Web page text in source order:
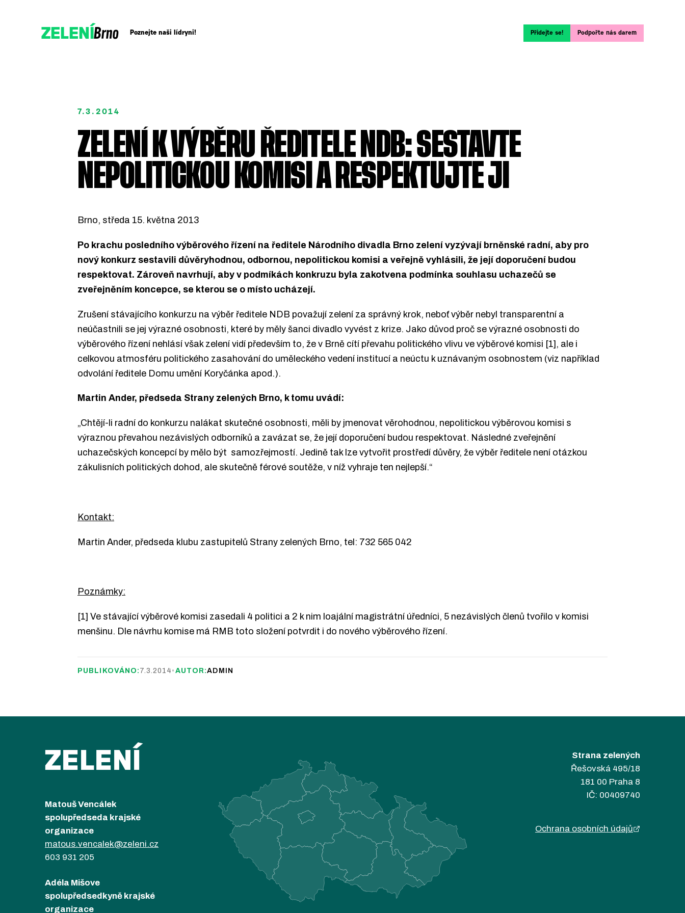
ZELENÍBrno Poznejte naši lídryni! Přidejte se! Podpořte nás darem
Podpořte nás darem
7.3.2014
ZELENÍ K VÝBĚRU ŘEDITELE NDB: SESTAVTE
NEPOLITICKOU KOMISI A RESPEKTUJTE JI
Brno, středa 15. května 2013
Po krachu posledního výběrového řízení na ředitele Národního divadla Brno zelení vyzývají brněnské radní, aby pro
nový konkurz sestavili důvěryhodnou, odbornou, nepolitickou komisi a veřejně vyhlásili, že její doporučení budou
respektovat. Zároveň navrhují, aby v podmíkách konkruzu byla zakotvena podmínka souhlasu uchazečů se
zveřejněním koncepce, se kterou se o místo ucházejí.
Zrušení stávajícího konkurzu na výběr ředitele NDB považují zelení za správný krok, neboť výběr nebyl transparentní a
neúčastnili se jej výrazné osobnosti, které by měly šanci divadlo vyvést z krize. Jako důvod proč se výrazné osobnosti do
výběrového řízení nehlásí však zelení vidí především to, že v Brně cítí převahu politického vlivu ve výběrové komisi [1], ale i
celkovou atmosféru politického zasahování do uměleckého vedení institucí a neúctu k uznávaným osobnostem (viz například
odvolání ředitele Domu umění Koryčánka apod.).
Martin Ander, předseda Strany zelených Brno, k tomu uvádí:
„Chtějí-li radní do konkurzu nalákat skutečné osobnosti, měli by jmenovat věrohodnou, nepolitickou výběrovou komisi s
výraznou převahou nezávislých odborníků a zavázat se, že její doporučení budou respektovat. Následné zveřejnění
uchazečských koncepcí by mělo být samozřejmostí. Jedině tak lze vytvořit prostředí důvěry, že výběr ředitele není otázkou
zákulisních politických dohod, ale skutečně férové soutěže, v níž vyhraje ten nejlepší.“
Kontakt:
Martin Ander, předseda klubu zastupitelů Strany zelených Brno, tel: 732 565 042
Poznámky:
[1] Ve stávající výběrové komisi zasedali 4 politici a 2 k nim loajální magistrátní úředníci, 5 nezávislých členů tvořilo v komisi
menšinu. Dle návrhu komise má RMB toto složení potvrdit i do nového výběrového řízení.
PUBLIKOVÁNO: 7.3.2014 • AUTOR:ADMIN
ZELENÍ
Matouš Vencálek
spolupředseda krajské
organizace
matous.vencalek@zeleni.cz
603 931 205
Adéla Mišove
spolupředsedkyně krajské
organizace
Strana zelených
Řešovská 495/18
181 00 Praha 8
IČ: 00409740
Ochrana osobních údajů